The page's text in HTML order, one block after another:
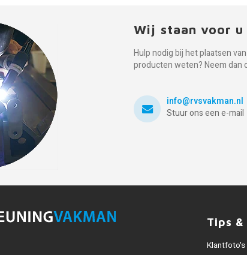
Wij staan voor u
Hulp nodig bij het plaatsen
producten weten? Neem
info@rvsvakman.nl
Stuur ons een e-mail
Tips &
Klantfoto's